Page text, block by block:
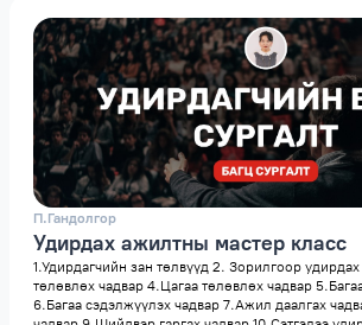
П.Гандолгор
Удирдах ажилтны мастер класс
1.Удирдагчийн зан төлвүүд 2. Зорилгоор
төлөвлөх чадвар 4.Цагаа төлөвлөх чадвар
6.Багаа сэдэлжүүлэх чадвар 7.Ажил даалгах